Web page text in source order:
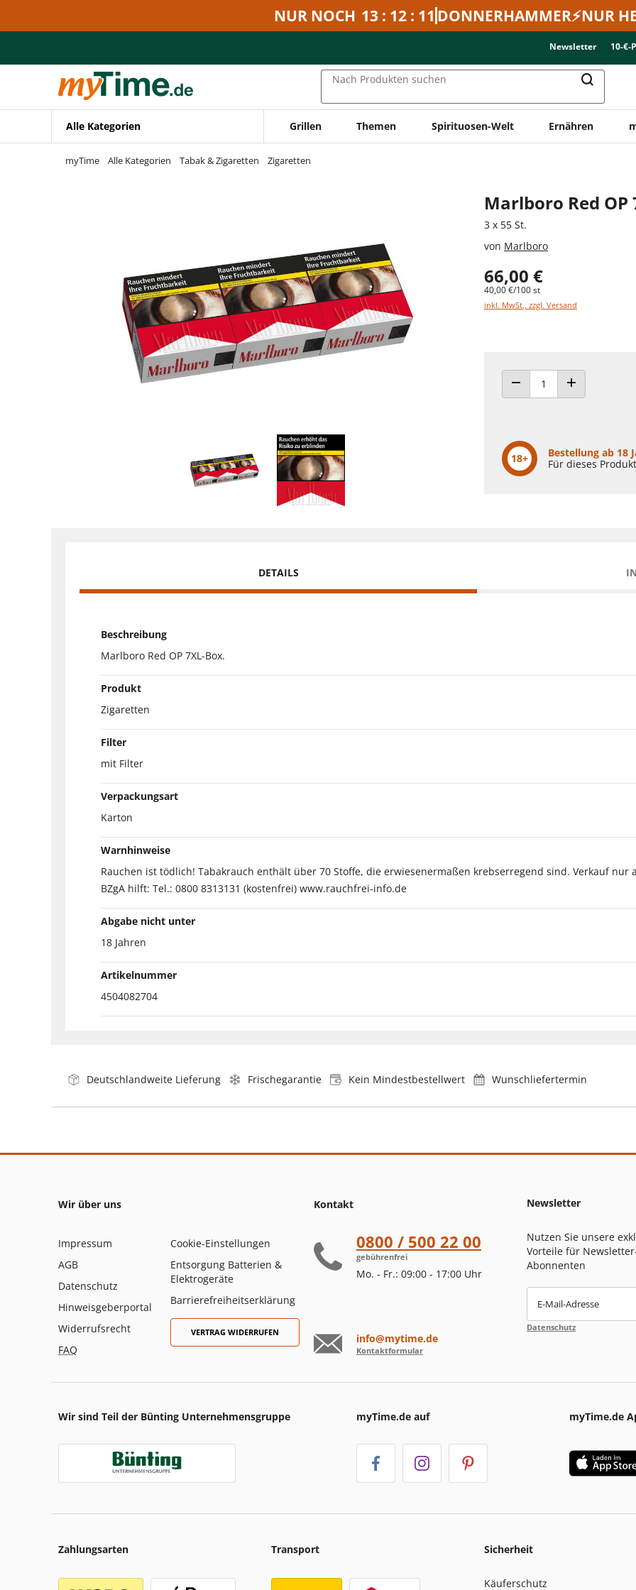
Zur Navigation springen
NUR NOCH 13 : 12 : 11 DONNERHAMMER⚡NUR
Newsletter 10-€-
Nach Produkten suchen
Alle Kategorien Grillen Themen Spirituosen-Welt Ernähren
myTime Alle Kategorien Tabak & Zigaretten Zigaretten
Marlboro Red OP
3 x 55 St.
von Marlboro
66,00 €
40,00 €/100 st
inkl. MwSt., zzgl. Versand
ANZAHL VERRINGERNANZAHL ERHÖHEN
18+
Bestellung ab 18
Für dieses
DETAILS
Beschreibung
Marlboro Red OP 7XL-Box.
Produkt
Zigaretten
Filter
mit Filter
Verpackungsart
Karton
Warnhinweise
Rauchen ist tödlich! Tabakrauch enthält über 70 Stoffe, die erwiesenermaßen krebserregend sind. Verkauf nur
BZgA hilft: Tel.: 0800 8313131 (kostenfrei) www.rauchfrei-info.de
Abgabe nicht unter
18 Jahren
Artikelnummer
4504082704
Deutschlandweite Lieferung Frischegarantie Kein Mindestbestellwert Wunschliefertermin
Wir über uns
Impressum
AGB
Datenschutz
Hinweisgeberportal
Widerrufsrecht
FAQ
Cookie-Einstellungen
Entsorgung Batterien &
Elektrogeräte
Barrierefreiheitserklärung
VERTRAG WIDERRUFEN
Kontakt
0800 / 500 22 00
gebührenfrei
Mo. - Fr.: 09:00 - 17:00 Uhr
info@mytime.de
Kontaktformular
Newsletter
Nutzen Sie unsere
Vorteile für
Abonnenten
E-Mail-Adresse
Datenschutz
Wir sind Teil der Bünting Unternehmensgruppe myTime.de auf myTime.de
Zahlungsarten Transport Sicherheit
Käuferschutz